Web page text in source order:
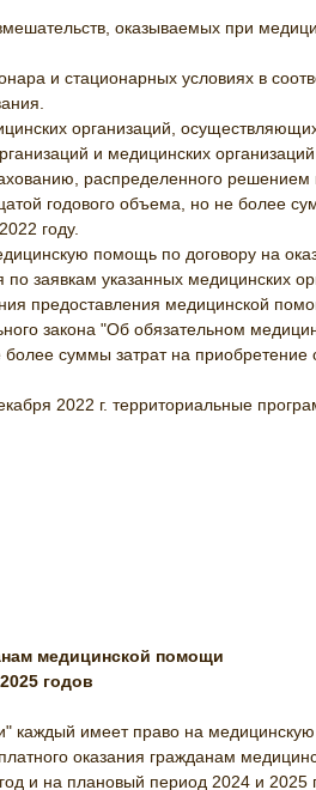
оказываемых при
и стационарных условиях в
организаций,
и медицинских
распределенного решением
годового объема, но не более
году.
помощь по договору на
заявкам указанных медицинских
предоставления медицинской
закона "Об обязательном
суммы затрат на приобретение
2022 г. территориальные
медицинской помощи
годов
каждый имеет право на
оказания гражданам
и на плановый период 2024 и